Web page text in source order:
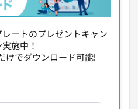
ートのプレゼントキャン
施中！
けでダウンロード可能!